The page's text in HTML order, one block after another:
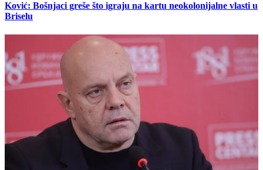
Ković: Bošnjaci greše što igraju na kartu neokolonijalne vlasti u
Briselu